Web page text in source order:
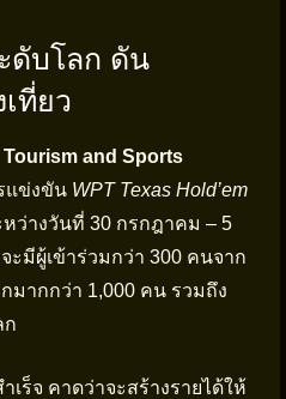
ดับโลก ดัน
ที่ยว
Tourism and Sports
แข่งขัน WPT Texas Hold’em
ว่างวันที่ 30 กรกฎาคม – 5
ะมีผู้เข้าร่วมกว่า 300 คนจาก
มากกว่า 1,000 คน รวมถึง
ก
ร็จ คาดว่าจะสร้างรายได้ให้